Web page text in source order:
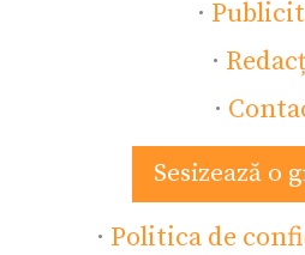
·
·
·
Sesizează o
· Politica de